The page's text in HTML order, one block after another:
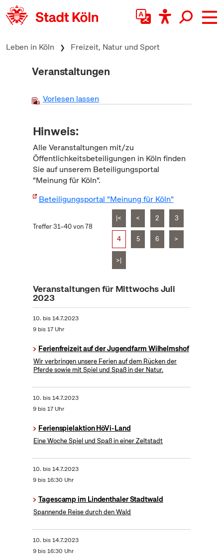
zum Inhalt springen
Leben in Köln Freizeit, Natur und Sport
Veranstaltungen
Vorlesen lassen
Hinweis:
Alle Veranstaltungen mit/zu
Öffentlichkeitsbeteiligungen in Köln finden
Sie auf unserem Beteiligungsportal
"Meinung für Köln".
Beteiligungsportal "Meinung für Köln"
Treffer 31–40 von 78
|< < 2 3
4 5 6 >
>|
Veranstaltungen für Mittwochs Juli
2023
10. bis14.7.2023
9 bis 17 Uhr
Ferienfreizeit auf der Jugendfarm Wilhelmshof
Wir verbringen unsere Ferien auf dem Rücken der
Pferde sowie mit Spiel und Spaß in der Natur.
10. bis14.7.2023
9 bis 17 Uhr
Ferienspielaktion HöVi-Land
Eine Woche Spiel und Spaß in einer Zeltstadt
10. bis14.7.2023
9 bis 16:30 Uhr
Tagescamp im Lindenthaler Stadtwald
Spannende Reise durch den Wald
10. bis14.7.2023
9 bis 16:30 Uhr